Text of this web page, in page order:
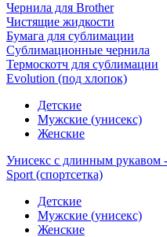
Чернила для Brother
Чистящие жидкости
Бумага для сублимации
Сублимационные чернила
Термоскотч для сублимации
Evolution (под хлопок)
Детские
Мужские (унисекс)
Женские
Унисекс с длинным рукавом
Sport (спортсетка)
Детские
Мужские (унисекс)
Женские